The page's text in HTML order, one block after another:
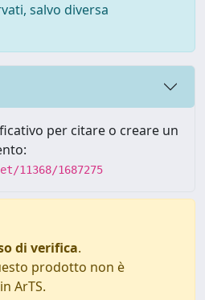
salvo diversa
per citare o creare un
11368/1687275
di verifica.
prodotto non è
ArTS.